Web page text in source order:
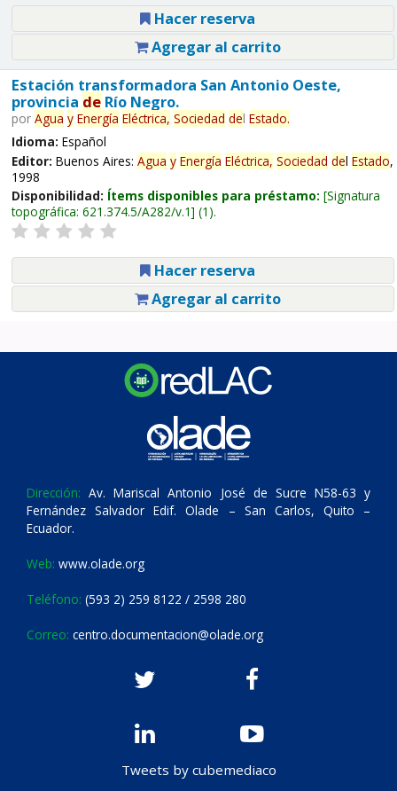
Hacer reserva
Agregar al carrito
Estación transformadora San Antonio Oeste,
provincia deRío Negro.
por Agua y Energía Eléctrica, Sociedad del Estado.
Idioma: Español
Editor: Buenos Aires: Agua y Energía Eléctrica, Sociedad del Estado,
1998
Disponibilidad: Ítems disponibles para préstamo: Signatura
topográfica: 621.374.5/A282/v.1 (1).
Hacer reserva
Agregar al carrito
Dirección: Av. Mariscal Antonio José de Sucre N58-63 y
Fernández Salvador Edif. Olade – San Carlos, Quito –
Ecuador.
Web: www.olade.org
Teléfono: (593 2) 259 8122 / 2598 280
Correo: centro.documentacion@olade.org
Tweets by cubemediaco